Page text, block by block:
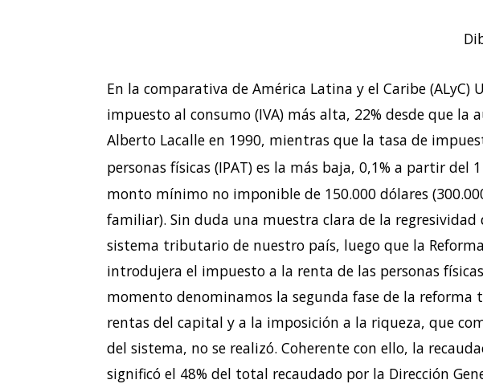
En la comparativa de América Latina y el Caribe (ALyC)
impuesto al consumo (IVA) más alta, 22% desde que la
Alberto Lacalle en 1990, mientras que la tasa de
personas físicas (IPAT) es la más baja, 0,1% a partir del
monto mínimo no imponible de 150.000 dólares
familiar). Sin duda una muestra clara de la regresividad
sistema tributario de nuestro país, luego que la
introdujera el impuesto a la renta de las personas físicas
momento denominamos la segunda fase de la reforma
rentas del capital y a la imposición a la riqueza, que
del sistema, no se realizó. Coherente con ello, la
significó el 48% del total recaudado por la Dirección